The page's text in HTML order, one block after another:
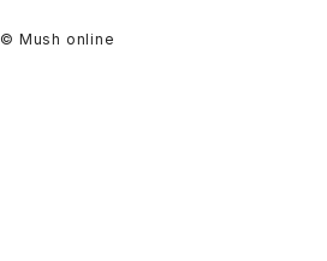
© Mush online